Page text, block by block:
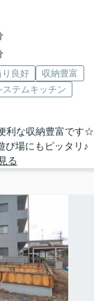
り良好
収納豊富
ステムキッチン
利な収納豊富です☆
び場にもピッタリ♪
る